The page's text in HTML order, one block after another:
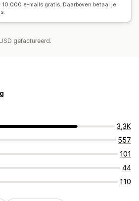
en regels
Tagging Tracking Rapportage
10.000 e-mails gratis. Daarboven betaal je
gefactureerd.
3,3K
557
101
44
110